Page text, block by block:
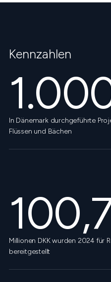
Kennzahlen
In Dänemark durchgeführte
Flüssen und Bächen
Millionen DKK wurden 2024 für
bereitgestellt